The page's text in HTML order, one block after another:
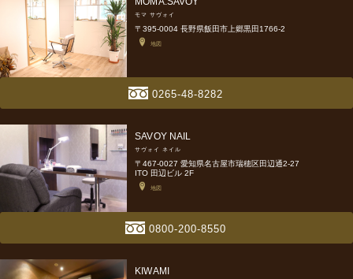
モマ サヴォイ
〒395-0004 長野県飯田市上郷黒田1766-2
地図
0265-48-8282
SAVOY NAIL
サヴォイ ネイル
〒467-0027 愛知県名古屋市瑞穂区田辺通2-27
ITO 田辺ビル 2F
地図
0800-200-8550
KIWAMI